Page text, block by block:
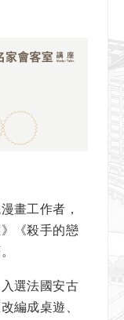
畫工作者，
《殺手的戀
選法國安古
編成桌遊、